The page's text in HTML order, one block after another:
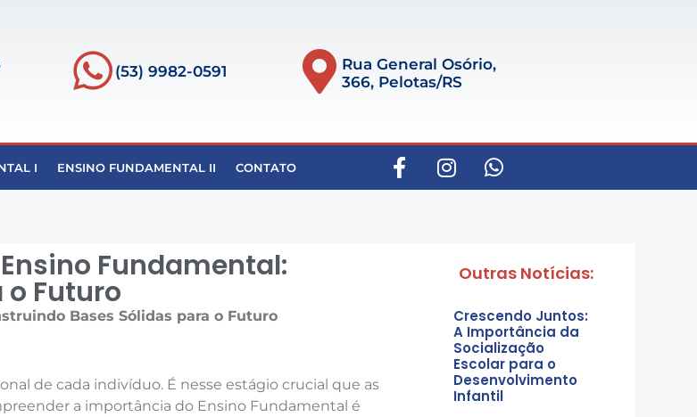
(53) 9982-0591
Rua General Osório,
366, Pelotas/RS
I ENSINO FUNDAMENTAL II CONTATO
Fundamental:
Futuro
Bases Sólidas para o Futuro
de cada indivíduo. É nesse estágio crucial que as
a importância do Ensino Fundamental é
Outras Notícias:
Crescendo Juntos:
A Importância da
Socialização
Escolar para o
Desenvolvimento
Infantil